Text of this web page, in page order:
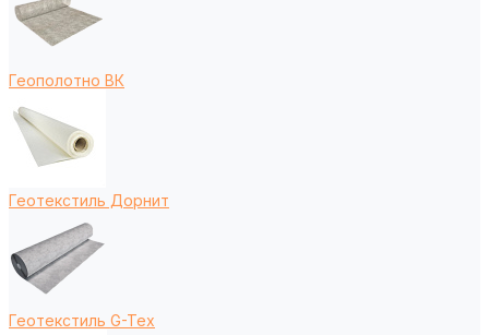
Геополотно ВК
Геотекстиль Дорнит
Геотекстиль G-Tex